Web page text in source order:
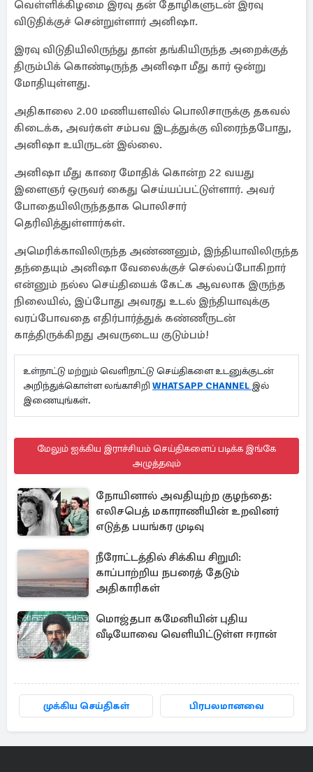
வெள்ளிக்கிழமை இரவு தன் தோழிகளுடன் இரவு
விடுதிக்குச் சென்றுள்ளார் அனிஷா.
இரவு விடுதியிலிருந்து தான் தங்கியிருந்த அறைக்குத்
திரும்பிக் கொண்டிருந்த அனிஷா மீது கார் ஒன்று
மோதியுள்ளது.
அதிகாலை 2.00 மணியளவில் பொலிசாருக்கு தகவல்
கிடைக்க, அவர்கள் சம்பவ இடத்துக்கு விரைந்தபோது,
அனிஷா உயிருடன் இல்லை.
அனிஷா மீது காரை மோதிக் கொன்ற 22 வயது
இளைஞர் ஒருவர் கைது செய்யப்பட்டுள்ளார். அவர்
போதையிலிருந்ததாக பொலிசார்
தெரிவித்துள்ளார்கள்.
அமெரிக்காவிலிருந்த அண்ணனும், இந்தியாவிலிருந்த
தந்தையும் அனிஷா வேலைக்குச் செல்லப்போகிறார்
என்னும் நல்ல செய்தியைக் கேட்க ஆவலாக இருந்த
நிலையில், இப்போது அவரது உடல் இந்தியாவுக்கு
வரப்போவதை எதிர்பார்த்துக் கண்ணீருடன்
காத்திருக்கிறது அவருடைய குடும்பம்!
உள்நாட்டு மற்றும் வெளிநாட்டு செய்திகளை உடனுக்குடன்
அறிந்துக்கொள்ள லங்காசிறி WHATSAPP CHANNEL இல்
இணையுங்கள்.
மேலும் ஐக்கிய இராச்சியம் செய்திகளைப் படிக்க இங்கே
அழுத்தவும்
நோயினால் அவதியுற்ற குழந்தை:
எலிசபெத் மகாராணியின் உறவினர்
எடுத்த பயங்கர முடிவு
நீரோட்டத்தில் சிக்கிய சிறுமி:
காப்பாற்றிய நபரைத் தேடும்
அதிகாரிகள்
மொஜ்தபா கமேனியின் புதிய
வீடியோவை வெளியிட்டுள்ள ஈரான்
முக்கிய செய்திகள் பிரபலமானவை